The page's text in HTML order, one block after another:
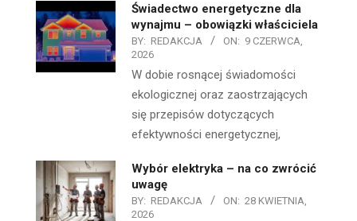
Świadectwo energetyczne dla
wynajmu – obowiązki właściciela
BY: REDAKCJA ON: 9 CZERWCA,
2026
W dobie rosnącej świadomości
ekologicznej oraz zaostrzających
się przepisów dotyczących
efektywności energetycznej,
Wybór elektryka – na co zwrócić
uwagę
BY: REDAKCJA ON: 28 KWIETNIA,
2026